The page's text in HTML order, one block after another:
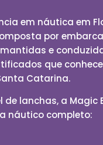
em náutica em
por
e
que
Catarina.
de lanchas, a Magic
náutico completo: